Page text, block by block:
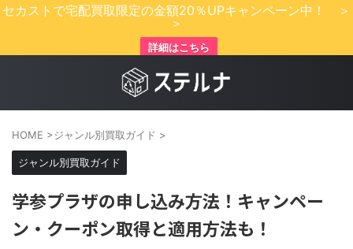
セカストで宅配買取限定の金額20％UPキャンペーン中！ ＞
＞
詳細はこちら
HOME >ジャンル別買取ガイド >
ジャンル別買取ガイド
学参プラザの申し込み方法！キャンペー
ン・クーポン取得と適用方法も！